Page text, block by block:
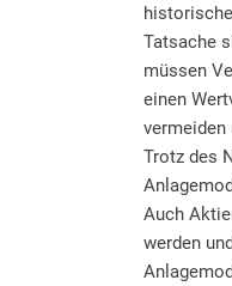
Tatsache
müssen
einen
vermeiden
Trotz des
Auch
werden